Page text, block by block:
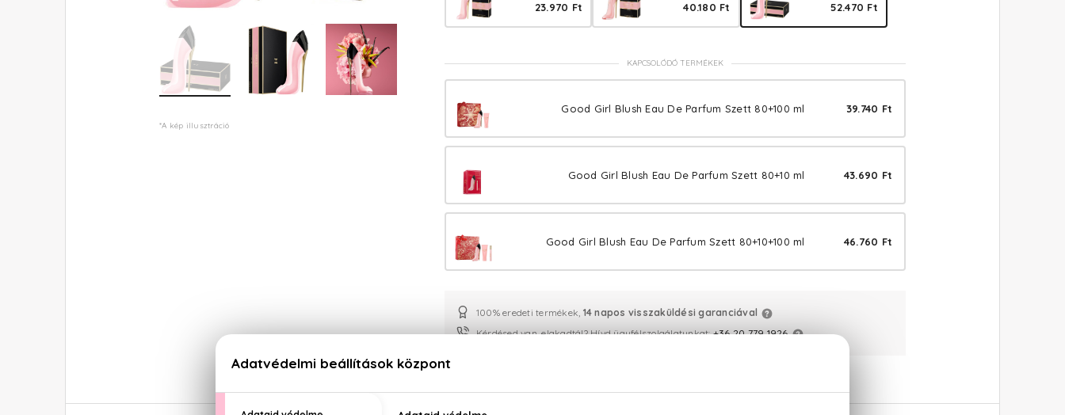
*A kép illusztráció
23.970 Ft
40.180 Ft
52.470 Ft
KAPCSOLÓDÓ TERMÉKEK
Good Girl Blush Eau De Parfum Szett 80+100 ml 39.740 Ft
Good Girl Blush Eau De Parfum Szett 80+10 ml 43.690 Ft
Good Girl Blush Eau De Parfum Szett 80+10+100 ml 46.760 Ft
100% eredeti termékek, 14 napos visszaküldési garanciával
Kérdésed van, elakadtál? Hívd ügyfélszolgálatunkat:+36 20 779 1926